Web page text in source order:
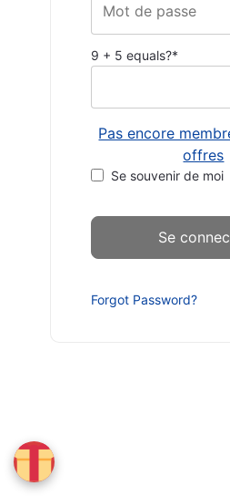
Mot de passe
9 + 5 equals?*
Pas encore
offres
Se souvenir de moi
Forgot Password?